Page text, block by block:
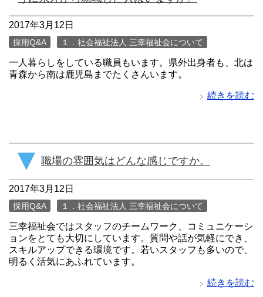
2017年3月12日
採用Q&A １．社会福祉法人 三幸福祉会について
一人暮らしをしている職員もいます。県外出身者も、北は
青森から南は鹿児島までたくさんいます。
続きを読む
職場の雰囲気はどんな感じですか。
2017年3月12日
採用Q&A １．社会福祉法人 三幸福祉会について
三幸福祉会ではスタッフのチームワーク、コミュニケーシ
ョンをとても大切にしています。質問や話が気軽にでき、
スキルアップできる環境です。若いスタッフも多いので、
明るく活気にあふれています。
続きを読む